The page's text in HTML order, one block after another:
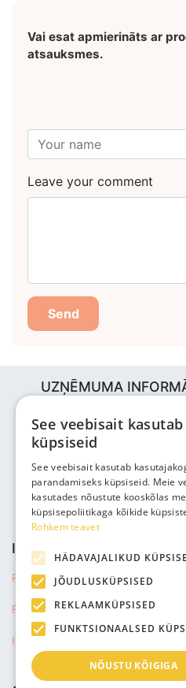
Vai esat apmierināts ar
atsauksmes.
Leave your comment
Send
UZŅĒMUMA
Vabaõhukooli tee 4,
Reg nr: 14690362
PVN: EE102147285
Tālrunis: +3725143691
info@bjuti.ee
INFORMĀCIJA
Privātuma politika
Pārdošanas noteikumi
Informācija par sūtījumu
See veebisait kasutab
küpsiseid
See veebisait kasutab
parandamiseks küpsiseid. Meie
kasutades nõustute kooskõlas
küpsisepoliitikaga kõikide
Rohkem teavet
HÄDAVAJALIKUD
JÕUDLUSKÜPSISED
REKLAAMKÜPSISED
FUNKTSIONAALSED
NÕUSTU KÕIGIGA